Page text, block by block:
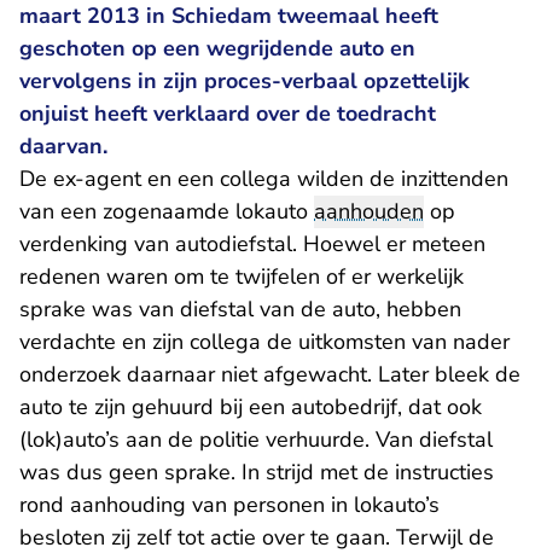
maart 2013 in Schiedam tweemaal heeft
geschoten op een wegrijdende auto en
vervolgens in zijn proces-verbaal opzettelijk
onjuist heeft verklaard over de toedracht
daarvan.
De ex-agent en een collega wilden de inzittenden
van een zogenaamde lokauto aanhouden op
verdenking van autodiefstal. Hoewel er meteen
redenen waren om te twijfelen of er werkelijk
sprake was van diefstal van de auto, hebben
verdachte en zijn collega de uitkomsten van nader
onderzoek daarnaar niet afgewacht. Later bleek de
auto te zijn gehuurd bij een autobedrijf, dat ook
(lok)auto’s aan de politie verhuurde. Van diefstal
was dus geen sprake. In strijd met de instructies
rond aanhouding van personen in lokauto’s
besloten zij zelf tot actie over te gaan. Terwijl de